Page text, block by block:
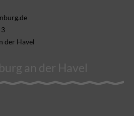
der Havel
an der Havel